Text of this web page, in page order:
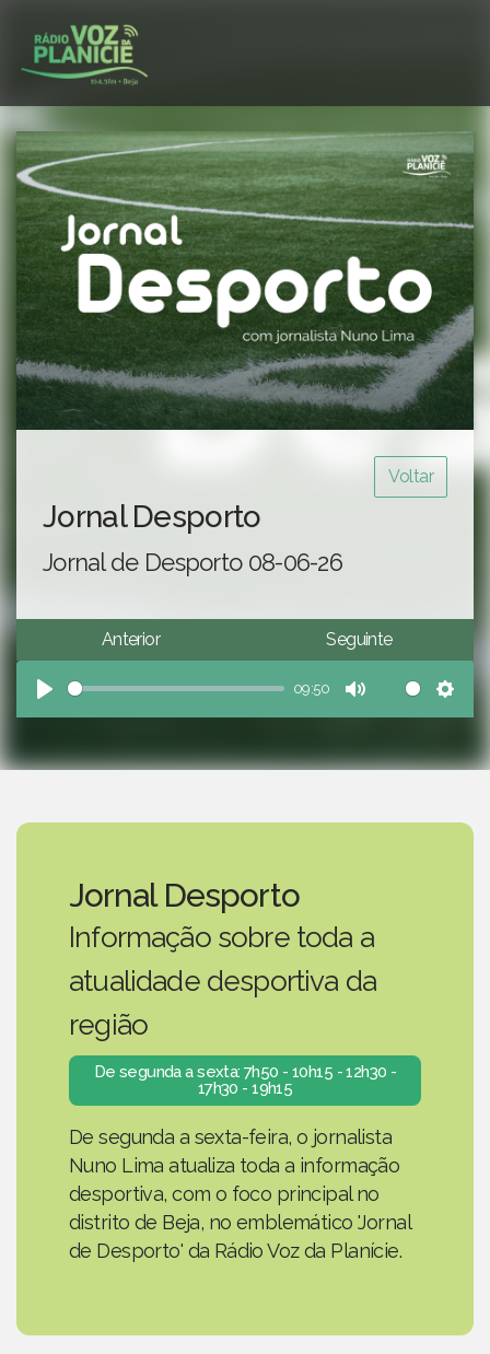
Voltar
Jornal Desporto
Jornal de Desporto 08-06-26
Anterior Seguinte
Play
09:50
Mute
Jornal Desporto
Informação sobre toda a
atualidade desportiva da
região
De segunda a sexta: 7h50 - 10h15 - 12h30 -
17h30 - 19h15
De segunda a sexta-feira, o jornalista
Nuno Lima atualiza toda a informação
desportiva, com o foco principal no
distrito de Beja, no emblemático 'Jornal
de Desporto' da Rádio Voz da Planície.